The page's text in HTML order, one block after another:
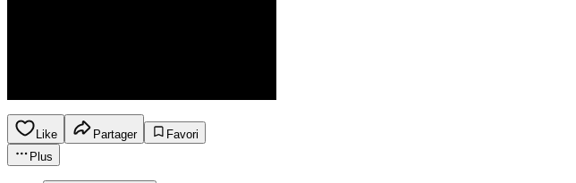
Like Partager
Favori
Plus